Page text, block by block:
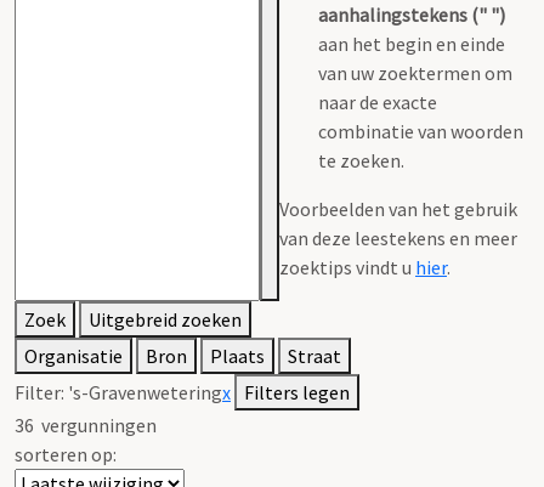
aanhalingstekens (" ")
aan het begin en einde
van uw zoektermen om
naar de exacte
combinatie van woorden
te zoeken.
Voorbeelden van het gebruik
van deze leestekens en meer
zoektips vindt u hier.
Zoek
Uitgebreid zoeken
Organisatie
Bron Plaats
Straat
Filter: 's-Gravenweteringx Filters legen
36 vergunningen
sorteren op: